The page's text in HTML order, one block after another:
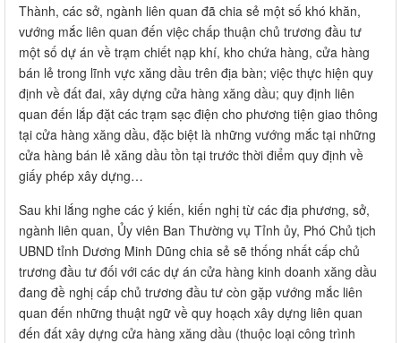
Thành, các sở, ngành liên quan đã chia sẻ một số khó khăn,
vướng mắc liên quan đến việc chấp thuận chủ trương đầu tư
một số dự án về trạm chiết nạp khí, kho chứa hàng, cửa hàng
bán lẻ trong lĩnh vực xăng dầu trên địa bàn; việc thực hiện quy
định về đất đai, xây dựng cửa hàng xăng dầu; quy định liên
quan đến lắp đặt các trạm sạc điện cho phương tiện giao thông
tại cửa hàng xăng dầu, đặc biệt là những vướng mắc tại những
cửa hàng bán lẻ xăng dầu tồn tại trước thời điểm quy định về
giấy phép xây dựng…
Sau khi lắng nghe các ý kiến, kiến nghị từ các địa phương, sở,
ngành liên quan, Ủy viên Ban Thường vụ Tỉnh ủy, Phó Chủ tịch
UBND tỉnh Dương Minh Dũng chia sẻ sẽ thống nhất cấp chủ
trương đầu tư đối với các dự án cửa hàng kinh doanh xăng dầu
đang đề nghị cấp chủ trương đầu tư còn gặp vướng mắc liên
quan đến những thuật ngữ về quy hoạch xây dựng liên quan
đến đất xây dựng cửa hàng xăng dầu (thuộc loại công trình